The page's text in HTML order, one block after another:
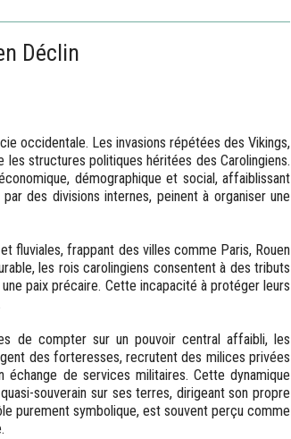
Déclin
occidentale. Les invasions répétées des Vikings,
structures politiques héritées des Carolingiens.
démographique et social, affaiblissant
des divisions internes, peinent à organiser une
fluviales, frappant des villes comme Paris, Rouen
les rois carolingiens consentent à des tributs
paix précaire. Cette incapacité à protéger leurs
de compter sur un pouvoir central affaibli, les
des forteresses, recrutent des milices privées
de services militaires. Cette dynamique
souverain sur ses terres, dirigeant son propre
purement symbolique, est souvent perçu comme